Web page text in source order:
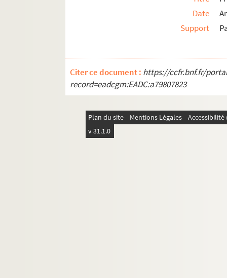
Date
Support
Citer ce document : https://ccfr.bnf.fr/
record=eadcgm:EADC:a79807823
Plan du site Mentions Légales
v 31.1.0